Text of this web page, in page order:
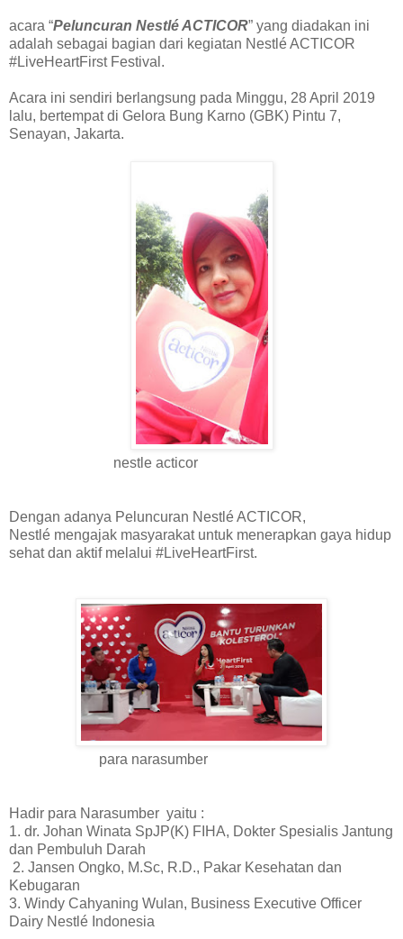
acara “Peluncuran Nestlé ACTICOR” yang diadakan ini
adalah sebagai bagian dari kegiatan Nestlé ACTICOR
#LiveHeartFirst Festival.
Acara ini sendiri berlangsung pada Minggu, 28 April 2019
lalu, bertempat di Gelora Bung Karno (GBK) Pintu 7,
Senayan, Jakarta.
nestle acticor
Dengan adanya Peluncuran Nestlé ACTICOR,
Nestlé mengajak masyarakat untuk menerapkan gaya hidup
sehat dan aktif melalui #LiveHeartFirst.
para narasumber
Hadir para Narasumber yaitu :
1. dr. Johan Winata SpJP(K) FIHA, Dokter Spesialis Jantung
dan Pembuluh Darah
2. Jansen Ongko, M.Sc, R.D., Pakar Kesehatan dan
Kebugaran
3. Windy Cahyaning Wulan, Business Executive Officer
Dairy Nestlé Indonesia